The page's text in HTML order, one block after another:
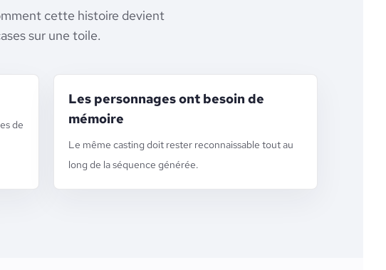
cette histoire devient
sur une toile.
de
Les personnages ont besoin de
mémoire
Le même casting doit rester reconnaissable tout au
long de la séquence générée.